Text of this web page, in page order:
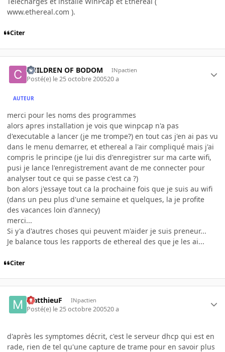
www.ethereal.com ).
Citer
CHILDREN OF BODOM INpactien
Posté(e) le 25 octobre 200520 a
AUTEUR
merci pour les noms des programmes
alors apres installation je vois que winpcap n'a pas
d'executable a lancer (je me trompe?) en tout cas j'en ai pas vu
dans le menu demarrer, et ethereal a l'air compliqué mais j'ai
compris le principe (je lui dis d'enregistrer sur ma carte wifi,
pusi je lance l'enregistrement avant de me connecter pour
analyser tout ce qui se passe c'est ca ?)
bon alors j'essaye tout ca la prochaine fois que je suis au wifi
(dans un peu plus d'une semaine et quelques, la je profite
des vacances loin d'annecy)
merci...
Si y'a d'autres choses qui peuvent m'aider je suis preneur...
Je balance tous les rapports de ethereal des que je les ai...
Citer
MatthieuF INpactien
Posté(e) le 25 octobre 200520 a
d'après les symptomes décrit, c'est le serveur dhcp qui est en
rade, rien de tel qu'une capture de trame pour en savoir plus